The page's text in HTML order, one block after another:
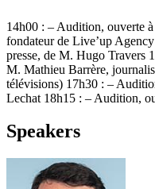
14h00 : – Audition, ouverte
fondateur de Live’up
presse, de M. Hugo Travers
M. Mathieu Barrère,
télévisions) 17h30 : –
Lechat 18h15 : – Audition,
Speakers